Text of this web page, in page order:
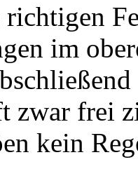
im
zwar frei
kein